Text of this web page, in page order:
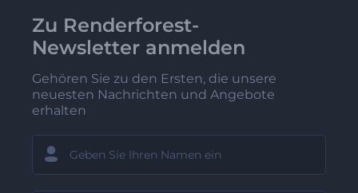
Zu Renderforest-
Newsletter anmelden
Gehören Sie zu den Ersten, die unsere
neuesten Nachrichten und Angebote
erhalten